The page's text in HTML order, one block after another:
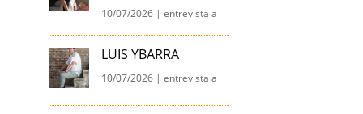
10/07/2026 |entrevista a
LUIS YBARRA
10/07/2026 |entrevista a